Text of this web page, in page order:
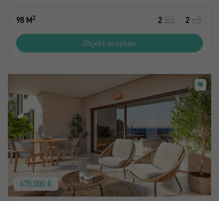
98 M2 2 2
Objekt ansehen
675.000 €